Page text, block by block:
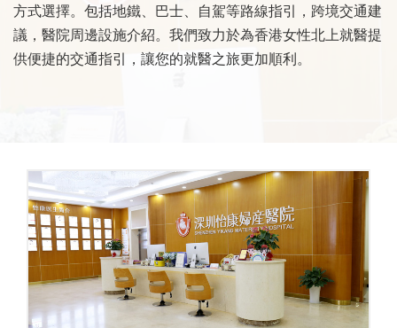
方式選擇。包括地鐵、巴士、自駕等路線指引，跨境交通建
議，醫院周邊設施介紹。我們致力於為香港女性北上就醫提
供便捷的交通指引，讓您的就醫之旅更加順利。